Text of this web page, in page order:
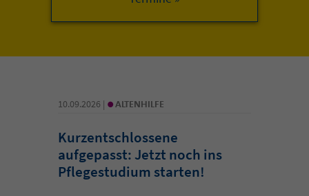
10.09.2026 | • ALTENHILFE
Kurzentschlossene
aufgepasst: Jetzt noch ins
Pflegestudium starten!